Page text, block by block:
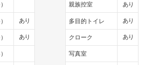
あり
あり
親族控室 あり
多目的トイレ あり
クローク あり
写真室